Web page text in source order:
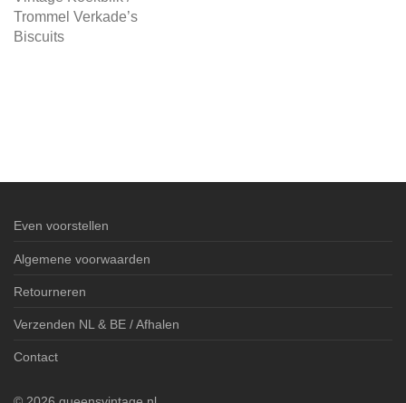
Trommel Verkade’s
Biscuits
Even voorstellen
Algemene voorwaarden
Retourneren
Verzenden NL & BE / Afhalen
Contact